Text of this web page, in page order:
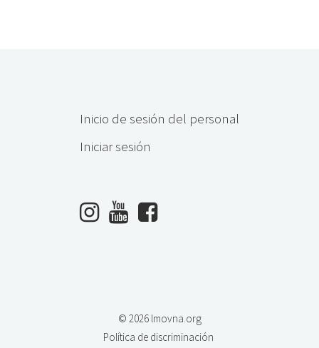
Inicio de sesión del personal
Iniciar sesión
© 2026 lmovna.org
Política de discriminación